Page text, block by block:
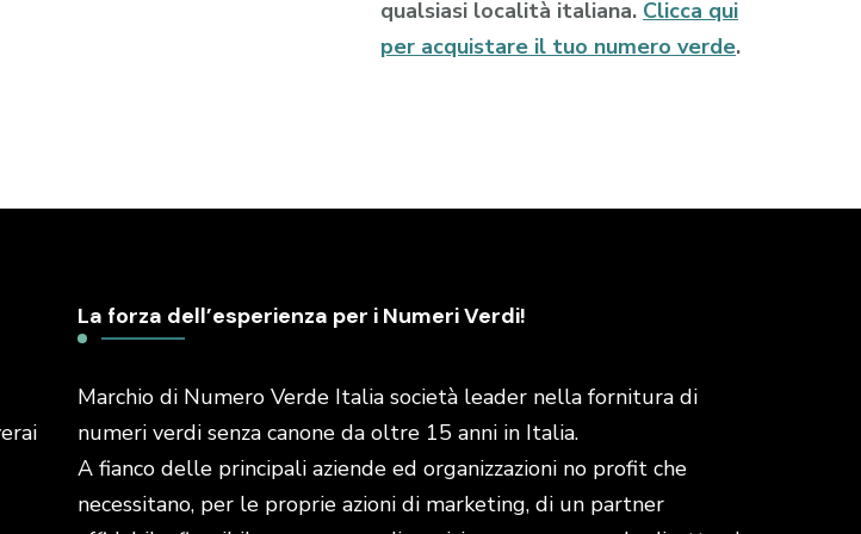
qualsiasi località italiana. Clicca qui
per acquistare il tuo numero verde.
La forza dell’esperienza per i Numeri Verdi!
Marchio di Numero Verde Italia società leader nella fornitura di
numeri verdi senza canone da oltre 15 anni in Italia.
A fianco delle principali aziende ed organizzazioni no profit che
necessitano, per le proprie azioni di marketing, di un partner